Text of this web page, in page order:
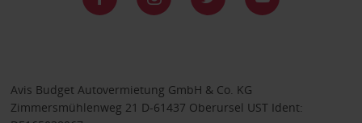
Avis Budget Autovermietung GmbH & Co. KG
Zimmersmühlenweg 21 D-61437 Oberursel UST Ident: